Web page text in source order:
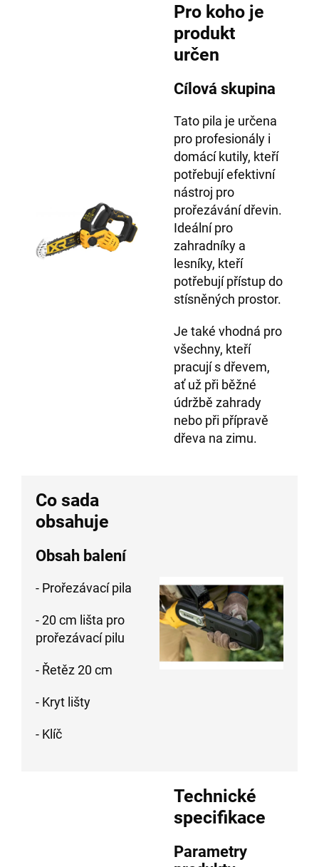
Pro koho je
produkt
určen
Cílová skupina
Tato pila je určena
pro profesionály i
domácí kutily, kteří
potřebují efektivní
nástroj pro
prořezávání dřevin.
Ideální pro
zahradníky a
lesníky, kteří
potřebují přístup do
stísněných prostor.
Je také vhodná pro
všechny, kteří
pracují s dřevem,
ať už při běžné
údržbě zahrady
nebo při přípravě
dřeva na zimu.
Co sada
obsahuje
Obsah balení
- Prořezávací pila
- 20 cm lišta pro
prořezávací pilu
- Řetěz 20 cm
- Kryt lišty
- Klíč
Technické
specifikace
Parametry